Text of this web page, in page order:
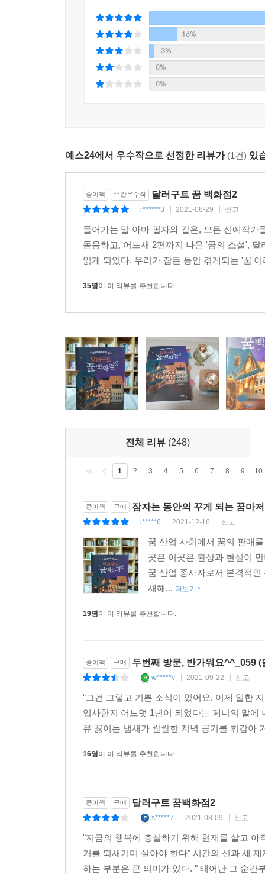
그들이 내려왔던 레일 옆에 거대한 동굴 입구가
‘녹틸루카 세탁소’라고 삐뚤빼뚤하게 적혀 있는
“모태일, 저런 곳에서 빨래가 잘 마를까?”
“꼭 햇볕에 말려야 하는 건 아니니까. 성능 좋은 건
모태일이 대수롭지 않게 대답했다. 모태일은 세
려고 눈을 잔뜩 찌푸렸다.
간이 되질 않았다. 메뉴판은 매점이 있는 구멍의
매점 안에 앉아 있던 주인이 열차의 승객들에게
“달걀 두 개랑 신문 한 부 주세요.”
매점 주인은 기다란 작대기 끝에 달걀과 신문이
이 작대기를 회수하는 것으로 거래는 일사천리로
“저걸 봐, ‘월요병 치료제’라는 게 있어. 새로 나온
“하나씩 마셔보겠니?”
1%’, ‘안도감 0.005%’ 등 쥐꼬리만 한 감정이 들
--- 「2. 민원관리국」 중에서
“안녕하세요. 792번 손님. 저는 와와 슬립랜드예
“저는 킥 슬럼버입니다. 동물이 되는 꿈을 만들고
자고 해서 놀라셨죠? 실례가 많았습니다.”
“안녕하세요. 저는 박태경이에요. 꿈을 만들다니
“보내주신 꿈 일기를 봤어요. 그래서 당신에 대해
세요? 그건 열대우림의 풍경이 시간과 빛의 이동
“아… 기억났어요! 제가 정말 좋아하는 꿈이에요.
이거 놀랍고 조금 부끄럽네요.”
은 것처럼 기뻤어요.”
와와 슬립랜드가 말했다.
“눈이 안 보인다고 들었습니다. 언제부터죠? 적응
킥 슬럼버라고 자신을 소개한 남자가 단도직입적
“꽤 적응했죠. 6년이나 지났으니까요.”
킥 슬럼버는 솔직하게 자신의 얘기를 꺼냈다. 그
“처음 보는 저에게 거리낌 없이 이야기하시네요.
“왜냐하면, 당신은 우리와의 만남을 잠에서 깨어
우린 여기서 너무 유명해져 버렸고, 마음 편히 속
당신 같은 친구가 필요해서 다짜고짜 찾아온 거
“페니, 신기한 걸 보여줄게.”
아쌈은 방금 세탁기에서 꺼낸 물이 뚝뚝 떨어지
추억들이 내뿜는 빛이 빨랫감에 빨려 들어가듯
은 광경을 지켜봤다.
민원을 낸 사람들은 왜 꿈을 꾸지 않으려고 할
손님들을 위해 특별한 축제를 준비하는 달러구트
· 팬데믹 위기 건너는 기업들, 꿈·미래 말하는 책 택
· 볼수록 빠져드는 ‘마력 책’, 대중성 있는 판타지
· 문학계 흙수저의 반란, 탄탄하고 흡입력 있는 이
· 소설 《달러구트 꿈 백화점》은 어느 순간부터
· 이 책은 인물 간의 갈등도 주인공 간의 로맨스
벗어나고 싶을 때 읽으면 힐링 되기도 한다. - 인사
16%
3%
0%
0%
예스24에서 우수작으로 선정한 리뷰가 (1건) 있
종이책 주간우수작 달러구트 꿈 백화점2
r******3 2021-08-29 신고
들어가는 말 아마 필자와 같은, 모든 신예작
돋움하고, 어느새 2편까지 나온 '꿈의 소설',
읽게 되었다. 우리가 잠든 동안 겪게되는 '꿈'
35명이 이 리뷰를 추천합니다.
전체 리뷰 (248)
1 2 3 4 5 6 7 8 9 10
종이책 구매 잠자는 동안의 꾸게 되는 꿈마
l*****6 2021-12-16 신고
꿈 산업 사회에서 꿈의 판매
곳은 이곳은 환상과 현실이
꿈 산업 종사자로서 본격적
새해... 더보기
19명이 이 리뷰를 추천합니다.
종이책 구매 두번째 방문, 반가워요^^_059 (
w*****y 2021-09-22 신고
“그건 그렇고 기쁜 소식이 있어요. 이제 일한
입사한지 어느덧 1년이 되었다는 페니의 말
유 끓이는 냄새가 쌀쌀한 저녁 공기를 휘감아
16명이 이 리뷰를 추천합니다.
종이책 구매 달러구트 꿈백화점2
s*****7 2021-08-09 신고
"지금의 행복에 충실하기 위해 현재를 살고
거를 되새기며 살아야 한다" 시간의 신과 세
하는 부분은 큰 의미가 있다. " 태어난 그 순간